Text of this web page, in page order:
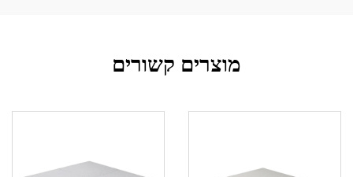
מוצרים קשורים